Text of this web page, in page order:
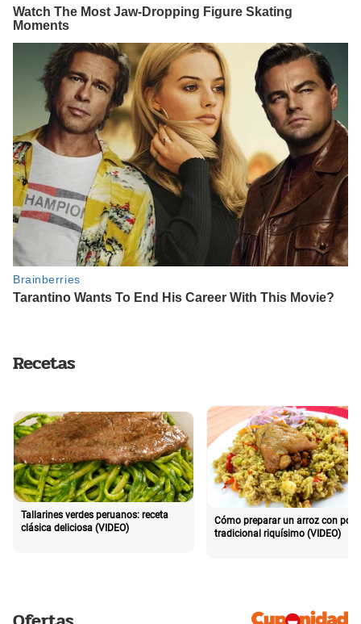
Recetas
Tallarines verdes peruanos: receta
clásica deliciosa (VIDEO)
Cómo preparar un arroz con pollo
tradicional riquísimo (VIDEO)